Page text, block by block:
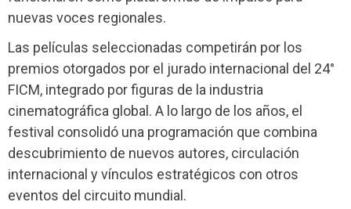
nuevas voces regionales.
Las películas seleccionadas competirán por los
premios otorgados por el jurado internacional del 24°
FICM, integrado por figuras de la industria
cinematográfica global. A lo largo de los años, el
festival consolidó una programación que combina
descubrimiento de nuevos autores, circulación
internacional y vínculos estratégicos con otros
eventos del circuito mundial.